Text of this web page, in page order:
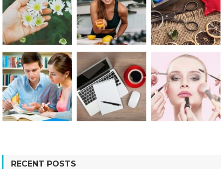
RECENT POSTS